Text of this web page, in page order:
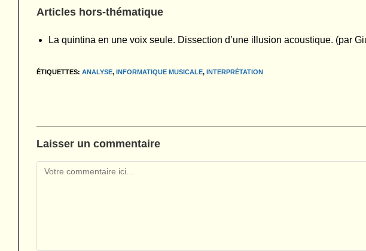
Articles hors-thématique
La quintina en une voix seule. Dissection d’une illusion acoustique. (par
ÉTIQUETTES: ANALYSE, INFORMATIQUE MUSICALE, INTERPRÉTATION
Laisser un commentaire
Comment